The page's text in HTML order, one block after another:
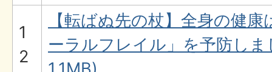
1
2
【転ばぬ先の杖】全身の健
ーラルフレイル」を予防し